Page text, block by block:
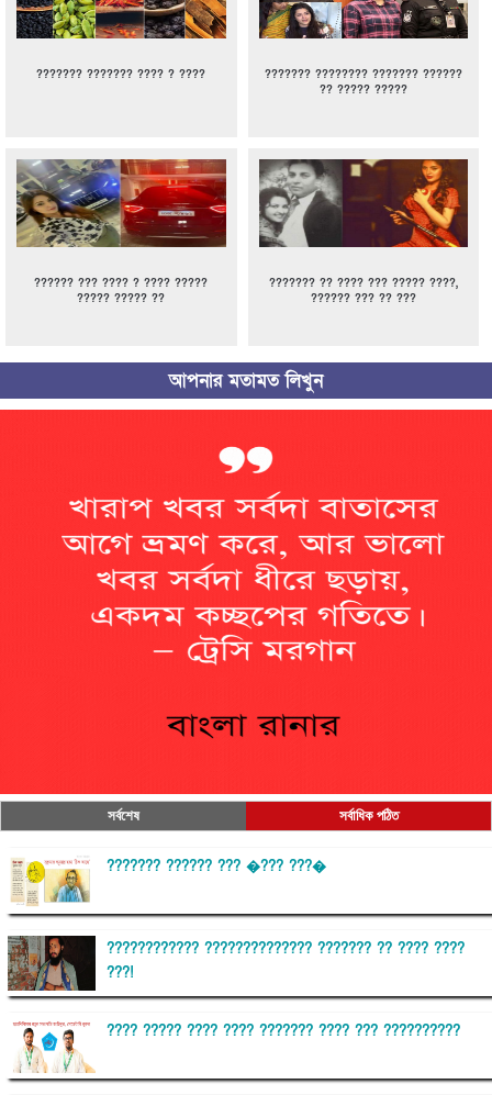
??????? ??????? ???? ? ????
??????? ???????? ??????? ??????
?? ????? ?????
?????? ??? ???? ? ???? ?????
????? ????? ??
??????? ?? ???? ??? ????? ????,
?????? ??? ?? ???
আপনার মতামত লিখুন
সর্বশেষ সর্বাধিক পঠিত
??????? ?????? ??? �??? ???�
???????????? ?????????????? ??????? ?? ???? ????
???!
???? ????? ???? ???? ??????? ???? ??? ??????????